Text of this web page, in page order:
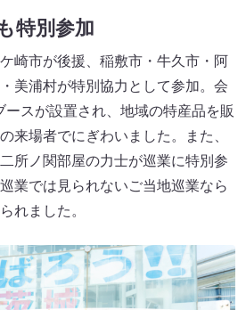
特別参加
崎市が後援、稲敷市・牛久市・阿
美浦村が特別協力として参加。会
スが設置され、地域の特産品を販
来場者でにぎわいました。また、
所ノ関部屋の力士が巡業に特別参
業では見られないご当地巡業なら
れました。